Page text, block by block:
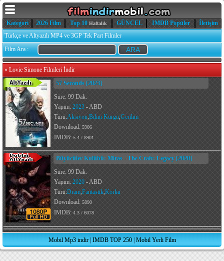
Kategori 2026 Film Top 10 Haftalık GÜNCEL IMDB Popüler
İletişim
Türkçe ve Altyazılı MP4 ve 3GP Tek Part Filmler
Film Ara :
» Lovie Simone Filmleri İndir
57 Seconds [2023]
Süre: 99 Dak.
Yapım: 2023 - ABD
Türü:Aksiyon,Bilim Kurgu,Gerilim
Download: 5906
IMDB: 5.4 / 8901
Büyücüler Kulübü: Miras - The Craft: Legacy [2020]
Süre: 99 Dak.
Yapım: 2020 - ABD
Türü:Dram,Fantastik,Korku
Download: 5890
IMDB: 4.3 / 6078
Mobil Mp3 indir| IMDB TOP 250| Mobil Yerli Film